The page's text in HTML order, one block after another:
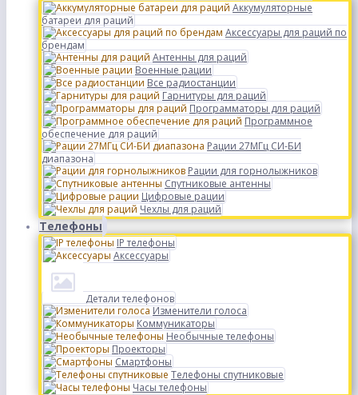
Аккумуляторные
батареи для раций
Аксессуары для раций по
брендам
Антенны для раций
Военные рации
Все радиостанции
Гарнитуры для раций
Программаторы для раций
Программное
обеспечение для раций
Рации 27МГц СИ-БИ
диапазона
Рации для горнолыжников
Спутниковые антенны
Цифровые рации
Чехлы для раций
Телефоны
IP телефоны
Аксессуары
Детали телефонов
Изменители голоса
Коммуникаторы
Необычные телефоны
Проекторы
Смартфоны
Телефоны спутниковые
Часы телефоны